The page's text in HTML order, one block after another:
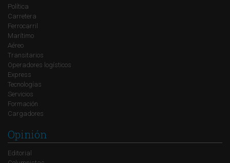
Política
Carretera
Ferrocarril
Marítimo
Aéreo
Transitarios
Operadores logísticos
Express
Tecnologías
Servicios
Formación
Cargadores
Opinión
Editorial